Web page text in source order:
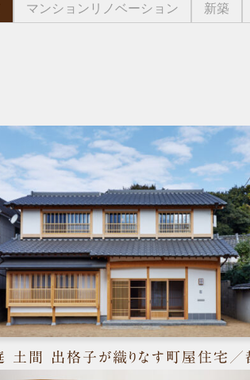
マンションリノベーション 新築